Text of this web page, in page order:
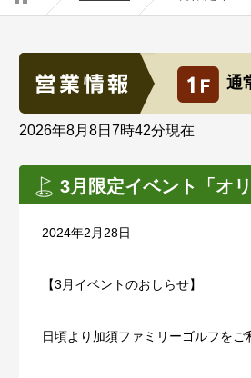
通
2026年8月8日7時42分現在
3月限定イベント「オ
2024年2月28日
【3月イベントのおしらせ】
日頃より加須ファミリーゴルフをご